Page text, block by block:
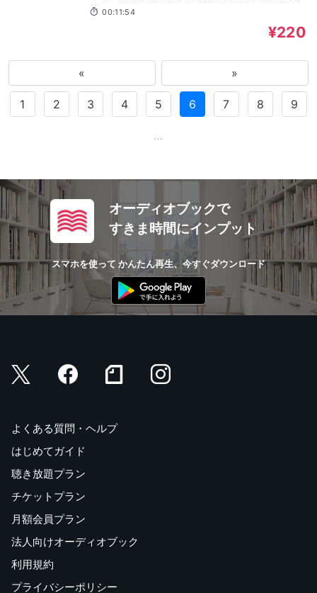
上馨, 佐藤佳織
00:11:54
¥220
« »
1 2 3 4 5 6 7 8 9
…
オーディオブックで
すきま時間にインプット
スマホを使って かんたん再生、今すぐダウンロード
よくある質問・ヘルプ
はじめてガイド
聴き放題プラン
チケットプラン
月額会員プラン
法人向けオーディオブック
利用規約
プライバシーポリシー